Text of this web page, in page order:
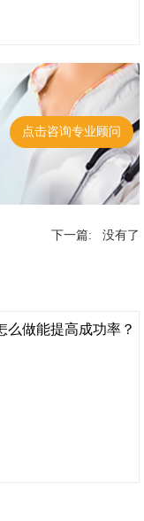
点击咨询专业顾问
下一篇: 没有了